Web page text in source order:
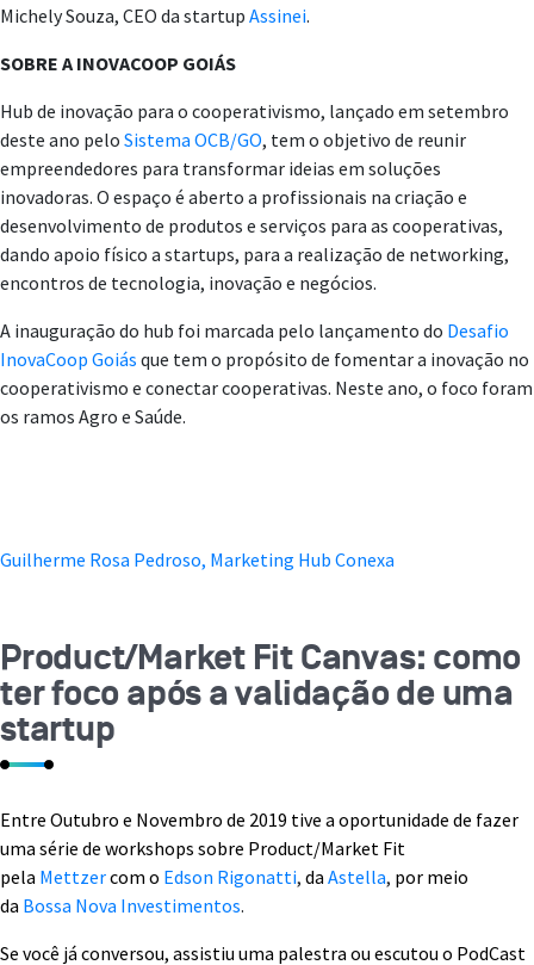
Michely Souza, CEO da startup Assinei.
SOBRE A INOVACOOP GOIÁS
Hub de inovação para o cooperativismo, lançado em setembro
deste ano pelo Sistema OCB/GO, tem o objetivo de reunir
empreendedores para transformar ideias em soluções
inovadoras. O espaço é aberto a profissionais na criação e
desenvolvimento de produtos e serviços para as cooperativas,
dando apoio físico a startups, para a realização de networking,
encontros de tecnologia, inovação e negócios.
A inauguração do hub foi marcada pelo lançamento do Desafio
InovaCoop Goiás que tem o propósito de fomentar a inovação no
cooperativismo e conectar cooperativas. Neste ano, o foco foram
os ramos Agro e Saúde.
Guilherme Rosa Pedroso, Marketing Hub Conexa
Product/Market Fit Canvas: como
ter foco após a validação de uma
startup
Entre Outubro e Novembro de 2019 tive a oportunidade de fazer
uma série de workshops sobre Product/Market Fit
pela Mettzercom o Edson Rigonatti, da Astella, por meio
da Bossa Nova Investimentos.
Se você já conversou, assistiu uma palestra ou escutou o PodCast